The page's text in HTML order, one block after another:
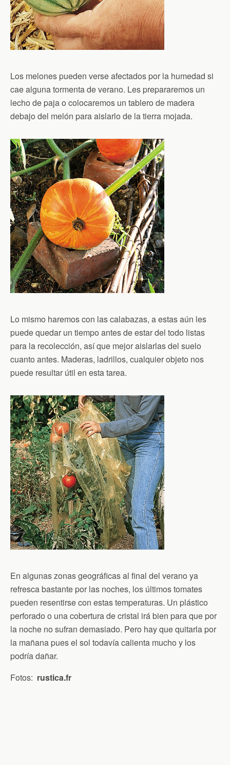
Los melones pueden verse afectados por la humedad si
cae alguna tormenta de verano. Les prepararemos un
lecho de paja o colocaremos un tablero de madera
debajo del melón para aislarlo de la tierra mojada.
Lo mismo haremos con las calabazas, a estas aún les
puede quedar un tiempo antes de estar del todo listas
para la recolección, así que mejor aislarlas del suelo
cuanto antes. Maderas, ladrillos, cualquier objeto nos
puede resultar útil en esta tarea.
En algunas zonas geográficas al final del verano ya
refresca bastante por las noches, los últimos tomates
pueden resentirse con estas temperaturas. Un plástico
perforado o una cobertura de cristal irá bien para que por
la noche no sufran demasiado. Pero hay que quitarla por
la mañana pues el sol todavía calienta mucho y los
podría dañar.
Fotos: rustica.fr